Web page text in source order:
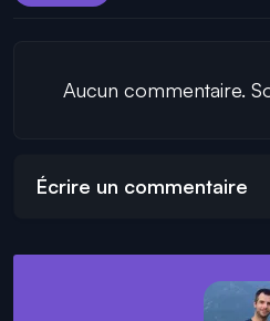
Aucun commentaire.
Écrire un commentaire